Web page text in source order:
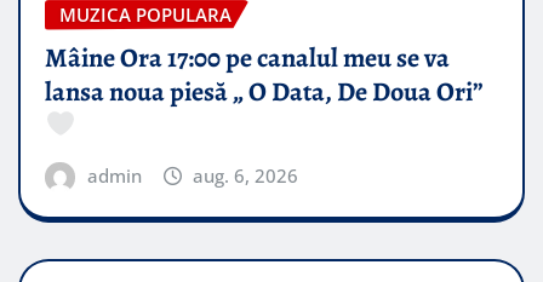
MUZICA POPULARA
Mâine Ora 17:00 pe canalul meu se va
lansa noua piesă „ O Data, De Doua Ori”
admin aug. 6, 2026